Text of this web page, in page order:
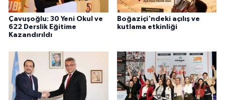
Çavuşoğlu: 30 Yeni Okul ve
622 Derslik Eğitime
Kazandırıldı
Boğaziçi'ndeki açılış ve
kutlama etkinliği